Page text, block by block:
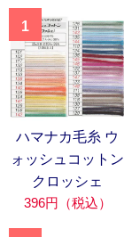
1
ハマナカ毛糸 ウ
ォッシュコットン
クロッシェ
396円（税込）